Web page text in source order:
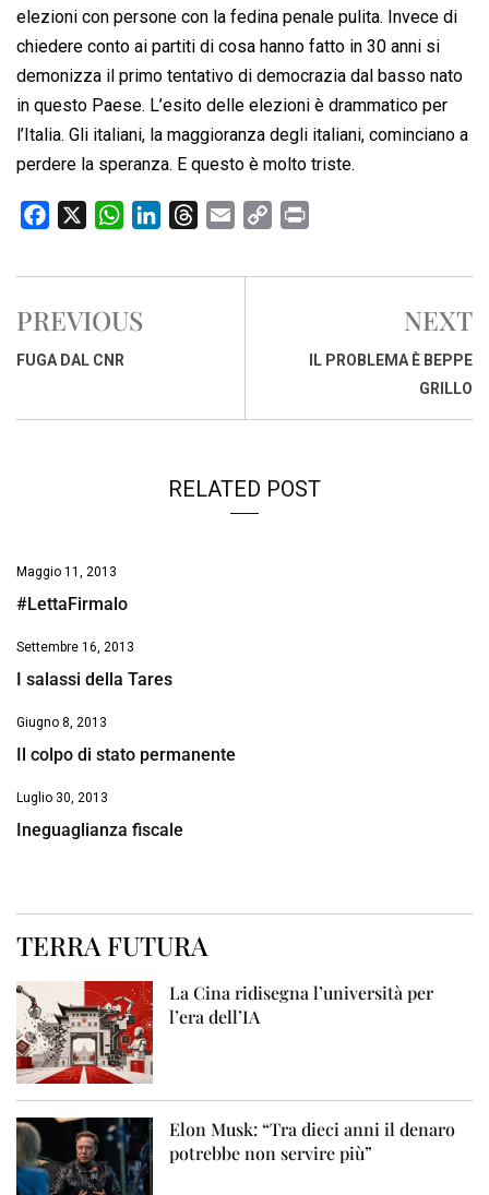
elezioni con persone con la fedina penale pulita. Invece di
chiedere conto ai partiti di cosa hanno fatto in 30 anni si
demonizza il primo tentativo di democrazia dal basso nato
in questo Paese. L’esito delle elezioni è drammatico per
l’Italia. Gli italiani, la maggioranza degli italiani, cominciano a
perdere la speranza. E questo è molto triste.
c
b
o
W
a
s
n
r
a
p
i
PREVIOUS
FUGA DAL CNR
NEXT
IL PROBLEMA È BEPPE
GRILLO
RELATED POST
Maggio 11, 2013
#LettaFirmalo
Settembre 16, 2013
I salassi della Tares
Giugno 8, 2013
Il colpo di stato permanente
Luglio 30, 2013
Ineguaglianza fiscale
TERRA FUTURA
La Cina ridisegna l’università per
l’era dell’IA
Elon Musk: “Tra dieci anni il denaro
potrebbe non servire più”